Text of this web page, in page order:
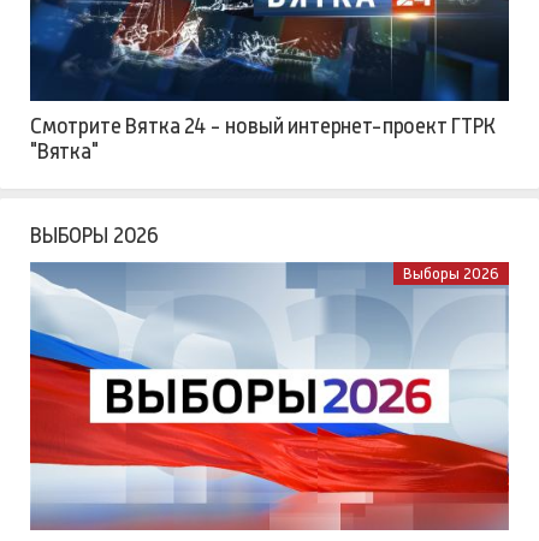
Смотрите Вятка 24 - новый интернет-проект ГТРК
"Вятка"
ВЫБОРЫ 2026
Выборы 2026